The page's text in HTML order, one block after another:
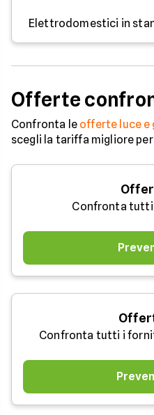
Offerte
Confronta le offerte luce e
scegli la tariffa migliore
Confronta tutti
Confronta tutti i